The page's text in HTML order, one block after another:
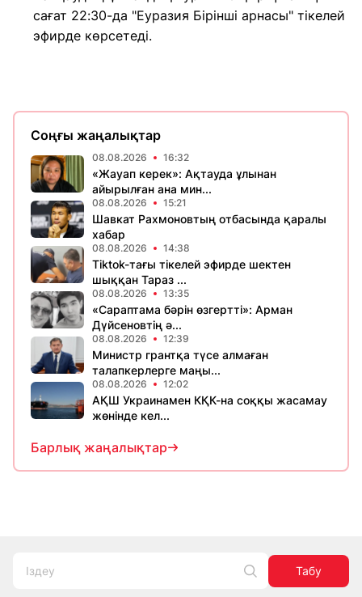
сағат 22:30-да "Еуразия Бірінші арнасы" тікелей
эфирде көрсетеді.
Соңғы жаңалықтар
08.08.2026 16:32
«Жауап керек»: Ақтауда ұлынан
айырылған ана мин...
08.08.2026 15:21
Шавкат Рахмоновтың отбасында қаралы
хабар
08.08.2026 14:38
Tiktok-тағы тікелей эфирде шектен
шыққан Тараз ...
08.08.2026 13:35
«Сараптама бәрін өзгертті»: Арман
Дүйсеновтің ә...
08.08.2026 12:39
Министр грантқа түсе алмаған
талапкерлерге маңы...
08.08.2026 12:02
АҚШ Украинамен КҚК-на соққы жасамау
жөнінде кел...
Барлық жаңалықтар
Табу